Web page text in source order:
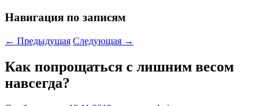
Навигация по записям
← Предыдущая Следующая →
Как попрощаться с лишним весом
навсегда?